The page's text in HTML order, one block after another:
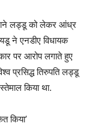
लड्डू को लेकर आंध्र
ने एनडीए विधायक
पर आरोप लगाते हुए
प्रसिद्ध तिरुपति लड्डू
किया था.
किया’